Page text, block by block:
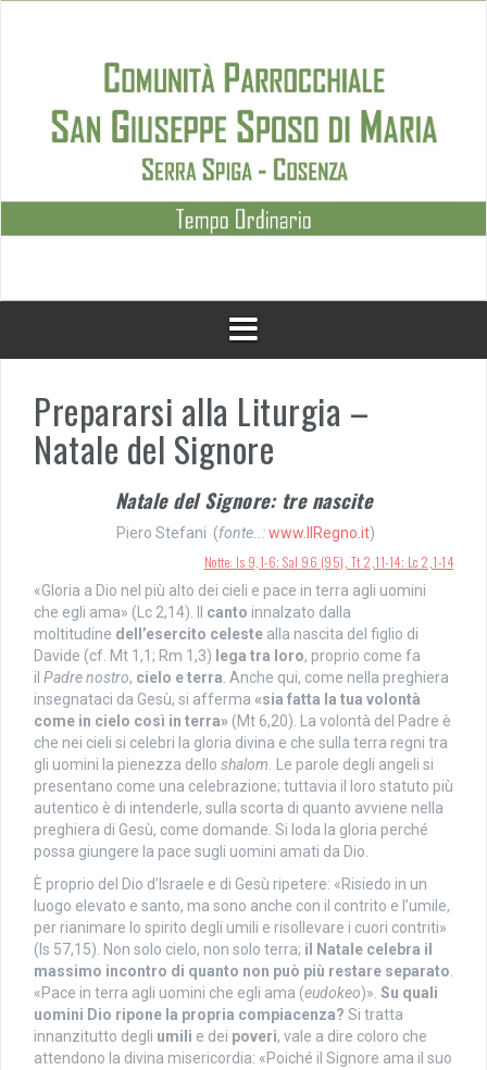
Prepararsi alla Liturgia –
Natale del Signore
Natale del Signore: tre nascite
Piero Stefani (fonte..: www.IlRegno.it)
Notte: Is 9,1-6; Sal 96 (95), Tt 2,11-14; Lc 2,1-14
«Gloria a Dio nel più alto dei cieli e pace in terra agli uomini
che egli ama» (Lc 2,14). Il canto innalzato dalla
moltitudine dell’esercito celeste alla nascita del figlio di
Davide (cf. Mt 1,1; Rm 1,3) lega tra loro, proprio come fa
il Padrenostro, cielo e terra . Anche qui, come nella preghiera
insegnataci da Gesù, si afferma «sia fatta la tua volontà
come in cielo così in terra» (Mt 6,20). La volontà del Padre è
che nei cieli si celebri la gloria divina e che sulla terra regni tra
gli uomini la pienezza dello shalom.
Le parole degli angeli si
presentano come una celebrazione; tuttavia il loro statuto più
autentico è di intenderle, sulla scorta di quanto avviene nella
preghiera di Gesù, come domande. Si loda la gloria perché
possa giungere la pace sugli uomini amati da Dio.
È proprio del Dio d’Israele e di Gesù ripetere: «Risiedo in un
luogo elevato e santo, ma sono anche con il contrito e l’umile,
per rianimare lo spirito degli umili e risollevare i cuori contriti»
(Is 57,15). Non solo cielo, non solo terra; il Natale celebra il
massimo incontro di quanto non può più restare separato
«Pace in terra agli uomini che egli ama (eudokeo)». Su quali
uomini Dio ripone la propria compiacenza? Si tratta
innanzitutto degli umili e dei poveri, vale a dire coloro che
attendono la divina misericordia: «Poiché il Signore ama il suo